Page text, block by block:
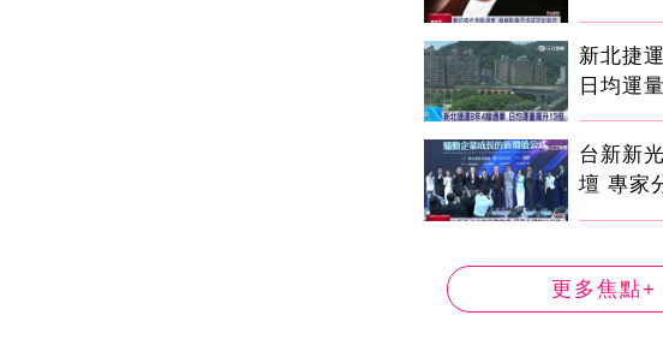
新北捷
日均運
台新新
壇 專家
更多焦點+